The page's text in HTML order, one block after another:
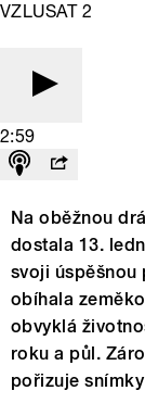
VZLUSAT 2
2:59
Na oběžnou
dostala 13.
svoji úspěšnou
obíhala
obvyklá
roku a půl.
pořizuje